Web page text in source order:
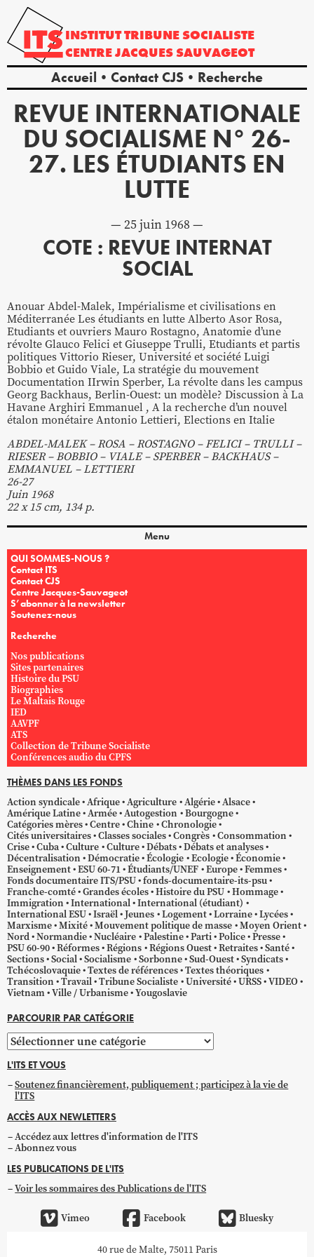
INSTITUTTRIBUNE SOCIALISTE
CENTREJACQUES SAUVAGEOT
Accueil Contact CJS Recherche
REVUE INTERNATIONALE
DU SOCIALISME N° 26-
27. LES ÉTUDIANTS EN
LUTTE
25 juin 1968
COTE : REVUE INTERNAT
SOCIAL
Anouar Abdel-Malek, Impérialisme et civilisations en
Méditerranée Les étudiants en lutte Alberto Asor Rosa,
Etudiants et ouvriers Mauro Rostagno, Anatomie d’une
révolte Glauco Felici et Giuseppe Trulli, Etudiants et partis
politiques Vittorio Rieser, Université et société Luigi
Bobbio et Guido Viale, La stratégie du mouvement
Documentation IIrwin Sperber, La révolte dans les campus
Georg Backhaus, Berlin-Ouest: un modèle? Discussion à La
Havane Arghiri Emmanuel , A la recherche d’un nouvel
étalon monétaire Antonio Lettieri, Elections en Italie
ABDEL-MALEK – ROSA – ROSTAGNO – FELICI – TRULLI –
RIESER – BOBBIO – VIALE – SPERBER – BACKHAUS –
EMMANUEL – LETTIERI
26-27
Juin 1968
22 x 15 cm, 134 p.
Menu
QUI SOMMES-NOUS ?
Contact ITS
Contact CJS
Centre Jacques-Sauvageot
S’abonner à la newsletter
Soutenez-nous
Recherche
Nos publications
Sites partenaires
Histoire du PSU
Biographies
Le Maltais Rouge
IED
AAVPF
ATS
Collection de Tribune Socialiste
Conférences audio du CPFS
THÈMES DANS LES FONDS
Action syndicale Afrique Agriculture Algérie Alsace
Amérique Latine Armée Autogestion
Bourgogne
Catégories mères Centre Chine Chronologie
Cités universitaires Classes sociales Congrès Consommation
Crise Cuba Culture Culture Débats Débats et analyses
Décentralisation Démocratie Écologie Ecologie Économie
Enseignement ESU 60-71 Étudiants/UNEF Europe Femmes
Fonds documentaire ITS/PSU fonds-documentaire-its-psu
Franche-comté Grandes écoles Histoire du PSU Hommage
Immigration International International (étudiant)
International ESU Israël Jeunes Logement Lorraine Lycées
Marxisme Mixité Mouvement politique de masse Moyen Orient
Nord Normandie Nucléaire Palestine Parti Police Presse
PSU 60-90 Réformes Régions Régions Ouest Retraites Santé
Sections Social Socialisme Sorbonne Sud-Ouest Syndicats
Tchécoslovaquie Textes de références Textes théoriques
Transition Travail Tribune Socialiste Université URSS VIDEO
Vietnam Ville / Urbanisme Yougoslavie
PARCOURIR PAR CATÉGORIE
Parcourir
par
catégorie
L'ITS ET VOUS
Soutenez financièrement, publiquement ; participez à la vie de
l'ITS
ACCÈS AUX NEWLETTERS
Accédez aux lettres d'information de l'ITS
Abonnez vous
LES PUBLICATIONS DE L'ITS
Voir les sommaires des Publications de l'ITS
Vimeo Facebook Bluesky
40 rue de Malte, 75011 Paris